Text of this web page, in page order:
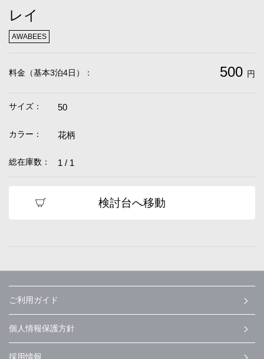
レイ
AWABEES
料金（基本3泊4日）： 500 円
サイズ： 50
カラー： 花柄
総在庫数： 1 / 1
検討台へ移動
ご利用ガイド
個人情報保護方針
採用情報